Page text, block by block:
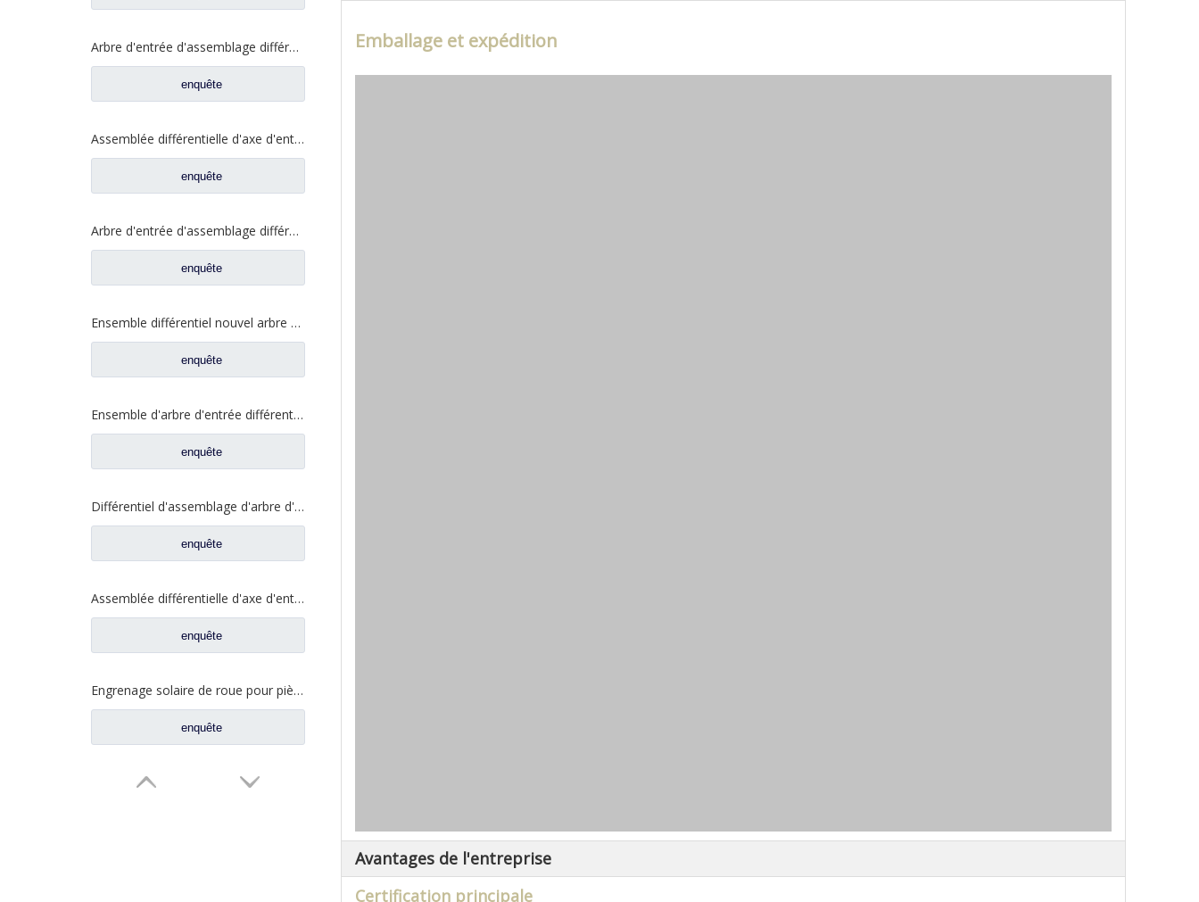
Arbre d'entrée d'assemblage différentiel pour pièces de rechange de camion à essieu Saic Hongyan Genlyon H6A WS2510C201/3 2510-0110
enquête
Assemblée différentielle d'axe d'entrée pour des pièces de rechange automatiques de camion de Shacman Delong 81.35100.6599
enquête
Arbre d'entrée d'assemblage différentiel pour Saic Hongyan nouveau KingKan H8B pièces de rechange de camion d'essieu 42119549 5801606629
enquête
Ensemble différentiel nouvel arbre d'entrée pour pièces de rechange de camion à essieu Saic Hongyan H8B 42119549 5801606629
enquête
Ensemble d'arbre d'entrée différentiel pour pièces de rechange automatiques de camion Shacman Delong Shacman Delong HD469-2510011
enquête
Différentiel d'assemblage d'arbre d'entrée pour pièces de rechange de camion à essieu Hi-Torque Saic Hongyan 2510-0110-5801271495
enquête
Assemblée différentielle d'axe d'entrée pour des pièces de rechange automatiques de camion de Shacman Delong 81.35100.6593
enquête
Engrenage solaire de roue pour pièces de rechange de camion Ford BN0407B0-3
enquête
Emballage et expédition
Avantages de l'entreprise
Certification principale